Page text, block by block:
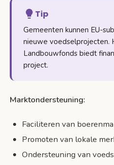
Tip
Gemeenten kunnen EU-
nieuwe voedselprojecten.
Landbouwfonds biedt
project.
Marktondersteuning:
Faciliteren van
Promoten van lokale
Ondersteuning van